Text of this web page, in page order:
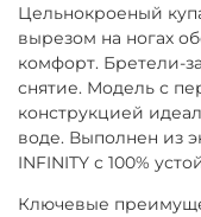
Цельнокроеный
вырезом на ногах
комфорт. Бретели-
снятие. Модель с
конструкцией
воде. Выполнен из
INFINITY с 100%
Ключевые